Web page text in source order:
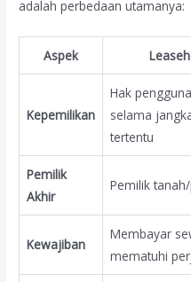
adalah perbedaan utamanya:
Aspek
Kepemilikan
Hak
selama
tertentu
Pemilik
Akhir
Pemilik
Kewajiban
Membayar
mematuhi